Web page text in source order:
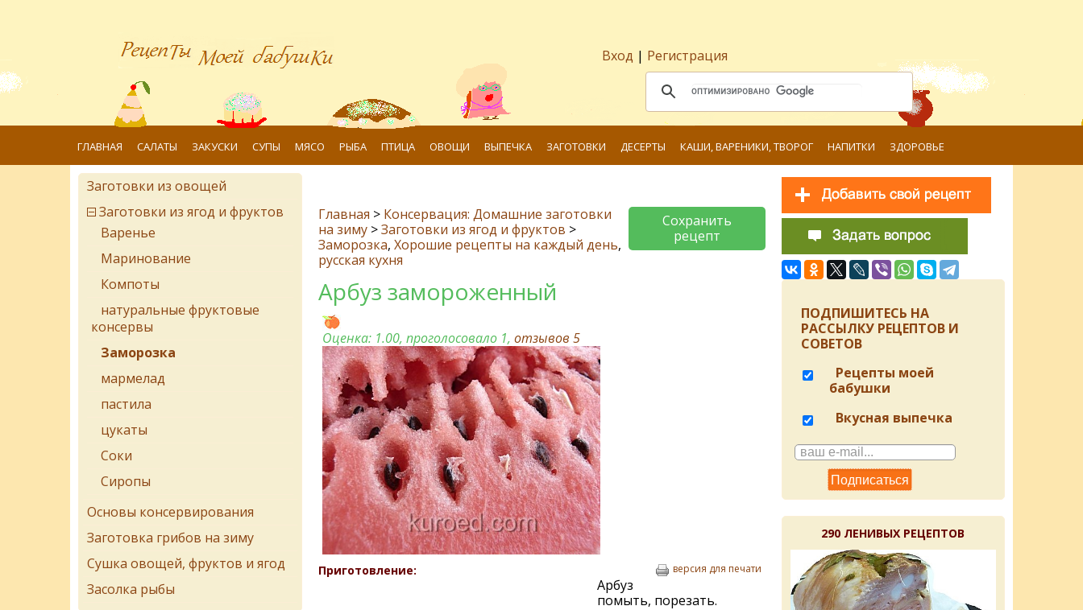
Вход | Регистрация
ГЛАВНАЯ САЛАТЫ ЗАКУСКИ СУПЫ МЯСО РЫБА ПТИЦА ОВОЩИ ВЫПЕЧКА ЗАГОТОВКИ ДЕСЕРТЫ КАШИ, ВАРЕНИКИ, ТВОРОГ НАПИТКИ ЗДОРОВЬЕ
Главная > Консервация: Домашние заготовки
на зиму>Заготовки из ягод и фруктов >
Заморозка, Хорошие рецепты на каждый день,
русская кухня
Сохранить
рецепт
Арбуз замороженный
Оценка: 1.00, проголосовало 1, отзывов 5
Приготовление: версия для печати
Арбуз
помыть, порезать.
Заготовки из овощей
Заготовки из ягод и фруктов
Варенье
Маринование
Компоты
натуральные фруктовые
консервы
Заморозка
мармелад
пастила
цукаты
Соки
Сиропы
Основы консервирования
Заготовка грибов на зиму
Сушка овощей, фруктов и ягод
Засолка рыбы
ПОДПИШИТЕСЬ НА
РАССЫЛКУ РЕЦЕПТОВ И
СОВЕТОВ
Рецепты моей
бабушки
Вкусная выпечка
290 ЛЕНИВЫХ РЕЦЕПТОВ